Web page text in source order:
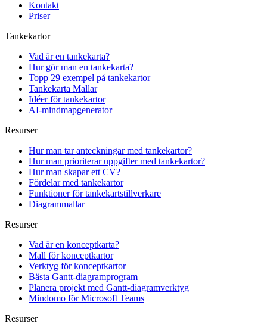
Kontakt
Priser
Tankekartor
Vad är en tankekarta?
Hur gör man en tankekarta?
Topp 29 exempel på tankekartor
Tankekarta Mallar
Idéer för tankekartor
AI-mindmapgenerator
Resurser
Hur man tar anteckningar med tankekartor?
Hur man prioriterar uppgifter med tankekartor?
Hur man skapar ett CV?
Fördelar med tankekartor
Funktioner för tankekartstillverkare
Diagrammallar
Resurser
Vad är en konceptkarta?
Mall för konceptkartor
Verktyg för konceptkartor
Bästa Gantt-diagramprogram
Planera projekt med Gantt-diagramverktyg
Mindomo för Microsoft Teams
Resurser